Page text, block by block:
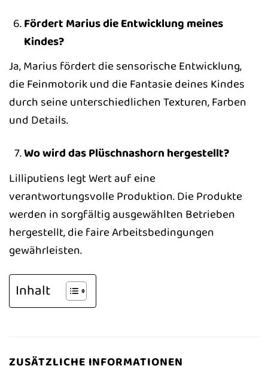
Fördert Marius die Entwicklung meines
Kindes?
Ja, Marius fördert die sensorische Entwicklung,
die Feinmotorik und die Fantasie deines Kindes
durch seine unterschiedlichen Texturen, Farben
und Details.
Wo wird das Plüschnashorn hergestellt?
Lilliputiens legt Wert auf eine
verantwortungsvolle Produktion. Die Produkte
werden in sorgfältig ausgewählten Betrieben
hergestellt, die faire Arbeitsbedingungen
gewährleisten.
Inhalt
ZUSÄTZLICHE INFORMATIONEN